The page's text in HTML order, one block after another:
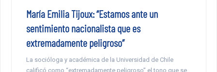
María Emilia Tijoux: “Estamos ante un
sentimiento nacionalista que es
extremadamente peligroso”
La socióloga y académica de la Universidad de Chile
calificó como “extremadamente peligroso” el tono que se